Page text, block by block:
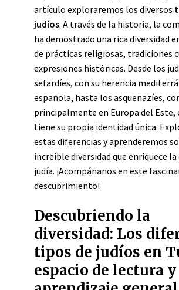
artículo exploraremos los diversos
judíos. A través de la historia, la
ha demostrado una rica diversidad
de prácticas religiosas, tradiciones
expresiones históricas. Desde los
sefardíes, con su herencia
española, hasta los asquenazíes,
principalmente en Europa del Este,
tiene su propia identidad única.
estas diferencias y aprenderemos
increíble diversidad que enriquece
judía. ¡Acompáñanos en este
descubrimiento!
Descubriendo la
diversidad: Los
tipos de judíos en
espacio de lectura y